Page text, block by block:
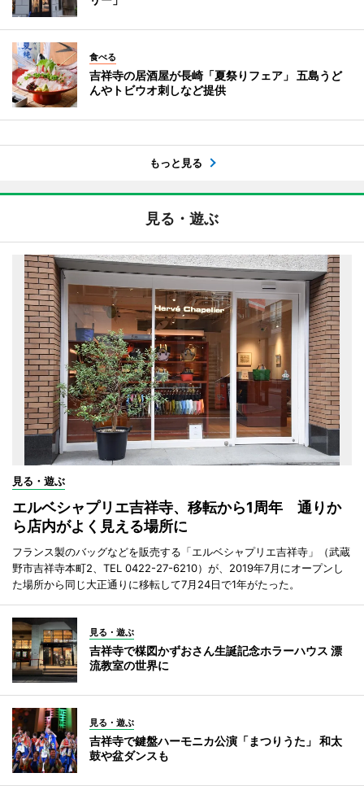
食べる
吉祥寺の居酒屋が長崎「夏祭りフェア」 五島うど
んやトビウオ刺しなど提供
もっと見る
見る・遊ぶ
見る・遊ぶ
エルベシャプリエ吉祥寺、移転から1周年 通りか
ら店内がよく見える場所に
フランス製のバッグなどを販売する「エルベシャプリエ吉祥寺」（武蔵
野市吉祥寺本町2、TEL 0422-27-6210）が、2019年7月にオープンし
た場所から同じ大正通りに移転して7月24日で1年がたった。
見る・遊ぶ
吉祥寺で楳図かずおさん生誕記念ホラーハウス 漂
流教室の世界に
見る・遊ぶ
吉祥寺で鍵盤ハーモニカ公演「まつりうた」 和太
鼓や盆ダンスも